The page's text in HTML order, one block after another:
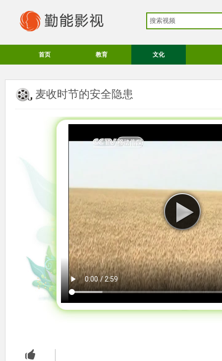
首页 教育 文化
麦收时节的安全隐患